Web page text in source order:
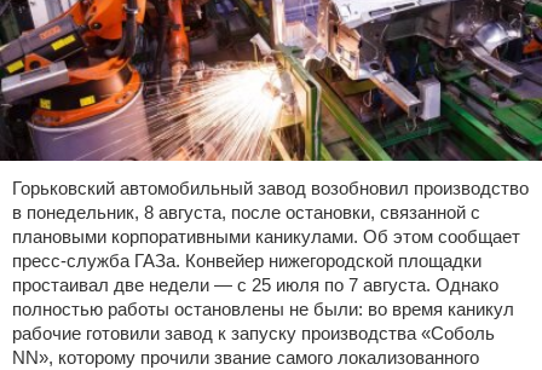
Горьковский автомобильный завод возобновил производство
в понедельник, 8 августа, после остановки, связанной с
плановыми корпоративными каникулами. Об этом сообщает
пресс-служба ГАЗа. Конвейер нижегородской площадки
простаивал две недели — с 25 июля по 7 августа. Однако
полностью работы остановлены не были: во время каникул
рабочие готовили завод к запуску производства «Соболь
NN», которому прочили звание самого локализованного